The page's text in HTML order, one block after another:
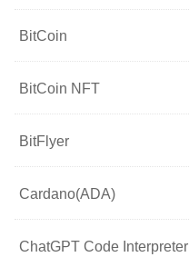
BitCoin
BitCoin NFT
BitFlyer
Cardano(ADA)
ChatGPT Code Interpreter